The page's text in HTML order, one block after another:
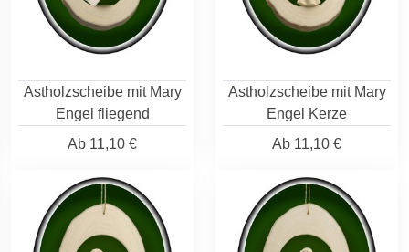
Astholzscheibe mit Mary
Engel fliegend
Ab 11,10 €
Astholzscheibe mit Mary
Engel Kerze
Ab 11,10 €